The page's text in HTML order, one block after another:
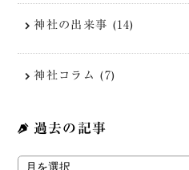
神社の出来事 (14)
神社コラム (7)
過去の記事